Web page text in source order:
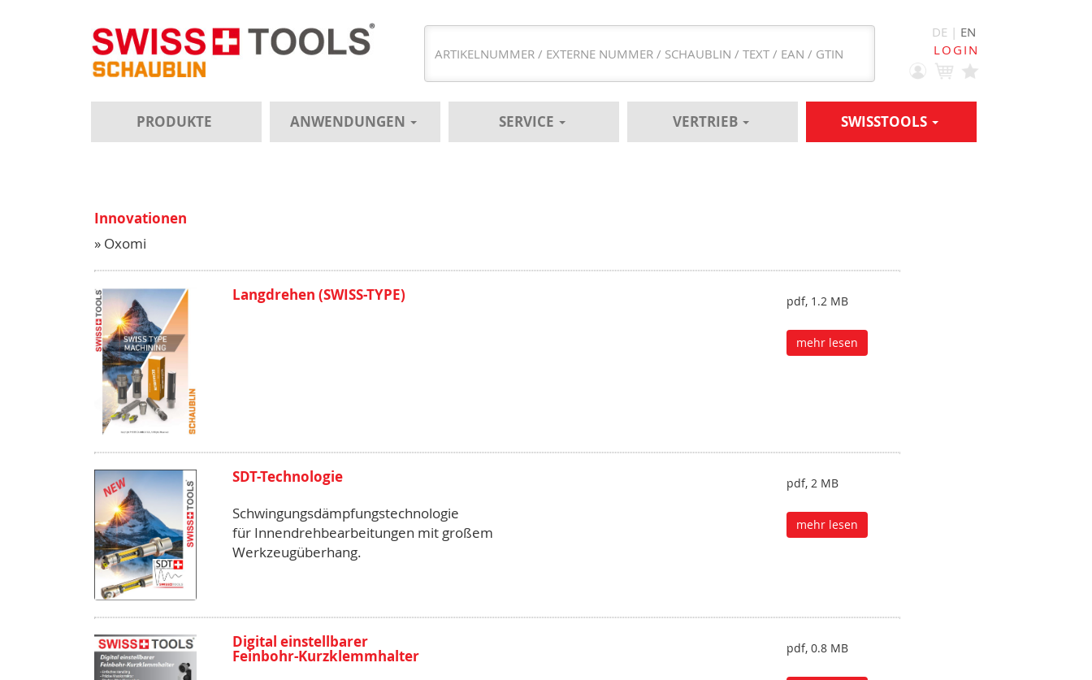
DE | EN
LOGIN
PRODUKTE ANWENDUNGEN SERVICE VERTRIEB SWISSTOOLS
Innovationen
» Oxomi
Langdrehen (SWISS-TYPE) pdf, 1.2 MB
mehr lesen
SDT-Technologie
Schwingungsdämpfungstechnologie
für Innendrehbearbeitungen mit großem
Werkzeugüberhang.
pdf, 2 MB
mehr lesen
Digital einstellbarer
Feinbohr-Kurzklemmhalter
pdf, 0.8 MB